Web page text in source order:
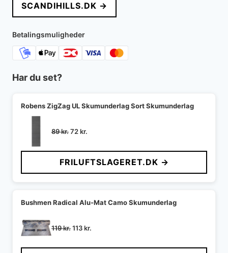
SCANDIHILLS.DK →
Betalingsmuligheder
Har du set?
Robens ZigZag UL Skumunderlag Sort Skumunderlag
89kr.Den
pris
var:
89 kr..
72kr.
pris
er:
72 kr..
FRILUFTSLAGERET.DK →
Bushmen Radical Alu-Mat Camo Skumunderlag
119kr.Den
pris
113kr.
pris